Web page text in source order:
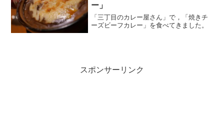
ー」
「三丁目のカレー屋さん」で，「焼きチ
ーズビーフカレー」を食べてきました。
スポンサーリンク